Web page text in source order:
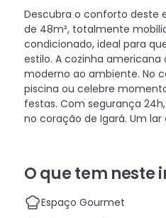
Descubra o conforto deste
de 48m², totalmente
condicionado, ideal para
estilo. A cozinha
moderno ao ambiente. No
piscina ou celebre
festas. Com segurança
no coração de Igará. Um
O que tem neste
Espaço Gourmet